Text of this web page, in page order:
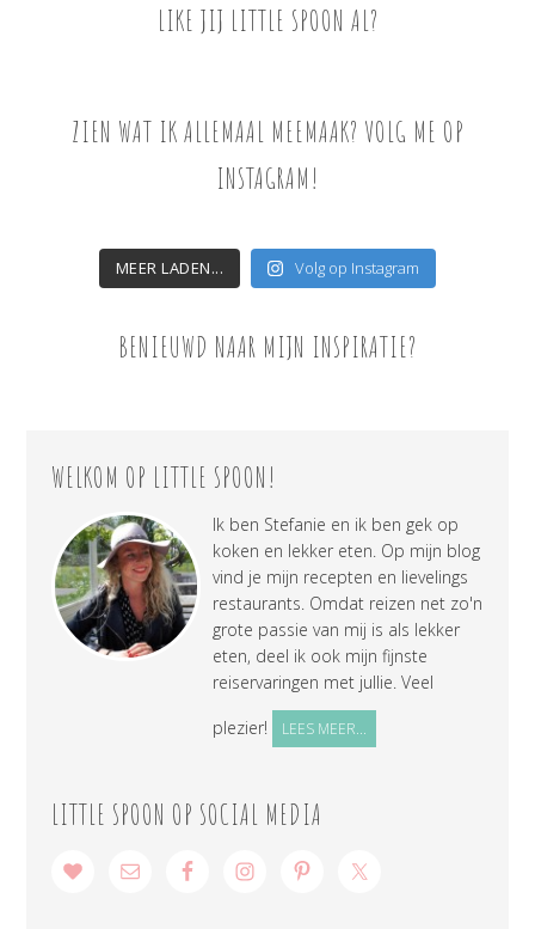
LIKE JIJ LITTLE SPOON AL?
ZIEN WAT IK ALLEMAAL MEEMAAK? VOLG ME OP
INSTAGRAM!
MEER LADEN... Volg op Instagram
BENIEUWD NAAR MIJN INSPIRATIE?
WELKOM OP LITTLE SPOON!
Ik ben Stefanie en ik ben gek op
koken en lekker eten. Op mijn blog
vind je mijn recepten en lievelings
restaurants. Omdat reizen net zo'n
grote passie van mij is als lekker
eten, deel ik ook mijn fijnste
reiservaringen met jullie. Veel
plezier!
LEES MEER...
LITTLE SPOON OP SOCIAL MEDIA